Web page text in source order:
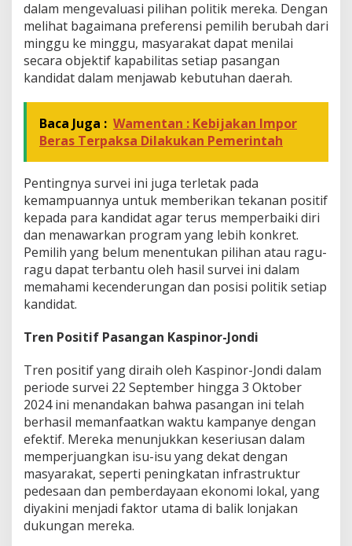
dalam mengevaluasi pilihan politik mereka. Dengan
melihat bagaimana preferensi pemilih berubah dari
minggu ke minggu, masyarakat dapat menilai
secara objektif kapabilitas setiap pasangan
kandidat dalam menjawab kebutuhan daerah.
Baca Juga : Wamentan : Kebijakan Impor
Beras Terpaksa Dilakukan Pemerintah
Pentingnya survei ini juga terletak pada
kemampuannya untuk memberikan tekanan positif
kepada para kandidat agar terus memperbaiki diri
dan menawarkan program yang lebih konkret.
Pemilih yang belum menentukan pilihan atau ragu-
ragu dapat terbantu oleh hasil survei ini dalam
memahami kecenderungan dan posisi politik setiap
kandidat.
Tren Positif Pasangan Kaspinor-Jondi
Tren positif yang diraih oleh Kaspinor-Jondi dalam
periode survei 22 September hingga 3 Oktober
2024 ini menandakan bahwa pasangan ini telah
berhasil memanfaatkan waktu kampanye dengan
efektif. Mereka menunjukkan keseriusan dalam
memperjuangkan isu-isu yang dekat dengan
masyarakat, seperti peningkatan infrastruktur
pedesaan dan pemberdayaan ekonomi lokal, yang
diyakini menjadi faktor utama di balik lonjakan
dukungan mereka.